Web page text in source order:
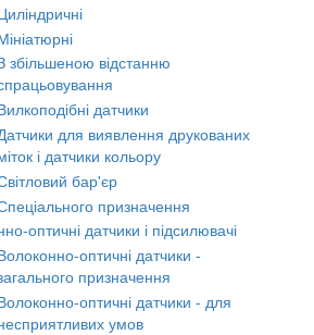
збільшеною відстанню
датчики
для виявлення друкованих
і датчики кольору
бар'єр
призначення
оптичні датчики і підсилювачі
оптичні датчики -
призначення
оптичні датчики - для
умов